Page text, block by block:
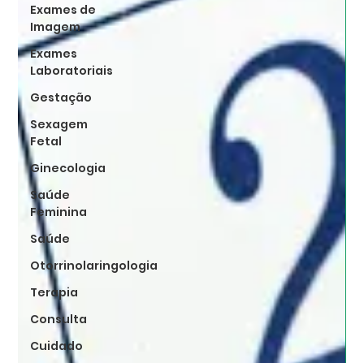
Exames de
Imagem
Exames
Laboratoriais
Gestação
Sexagem
Fetal
Ginecologia
Saúde
Feminina
Saúde
Otorrinolaringologia
Terapia
Consulta
Cuidado